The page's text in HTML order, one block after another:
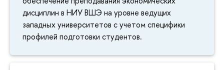
дисциплин в НИУ ВШЭ на уровне ведущих
западных университетов с учетом специфики
профилей подготовки студентов.